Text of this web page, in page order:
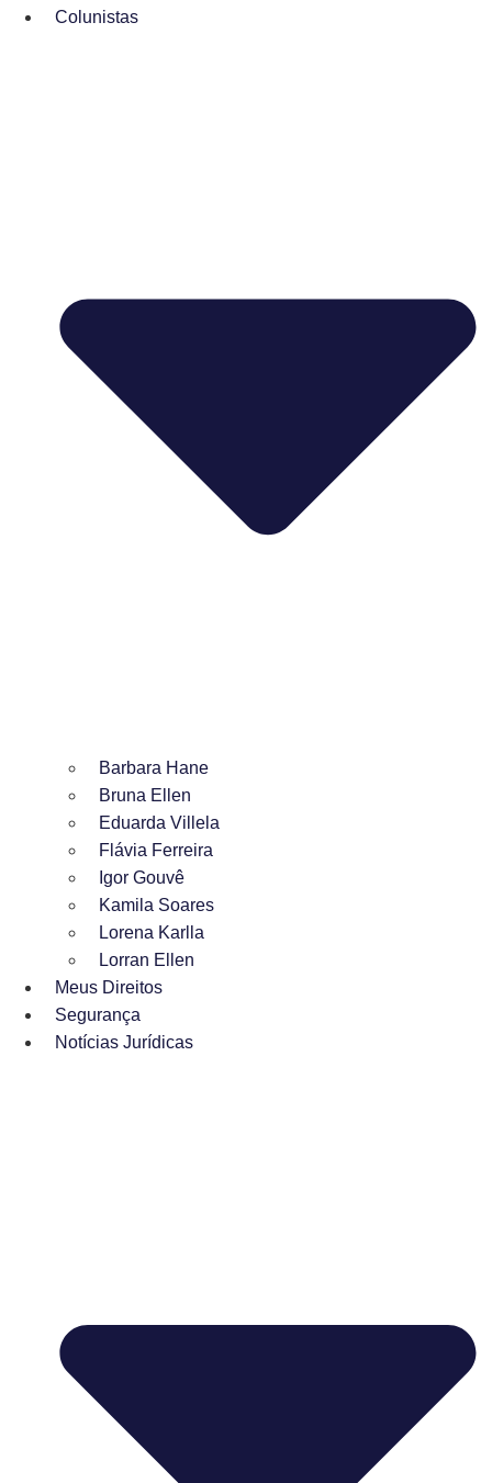
Colunistas
Barbara Hane
Bruna Ellen
Eduarda Villela
Flávia Ferreira
Igor Gouvê
Kamila Soares
Lorena Karlla
Lorran Ellen
Meus Direitos
Segurança
Notícias Jurídicas